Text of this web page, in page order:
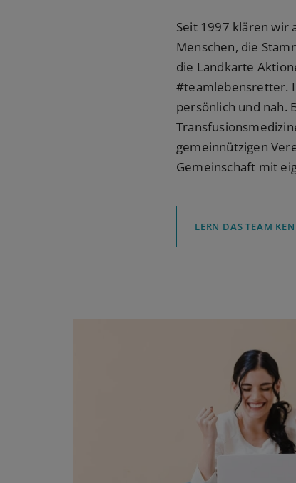
Seit 1997 klären wir
Menschen, die
die Landkarte
#teamlebensretter.
persönlich und nah.
gemeinnützigen
Gemeinschaft mit
LERN DAS TEAM